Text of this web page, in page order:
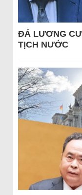
ĐÁ LƯƠNG
TỊCH NƯỚC